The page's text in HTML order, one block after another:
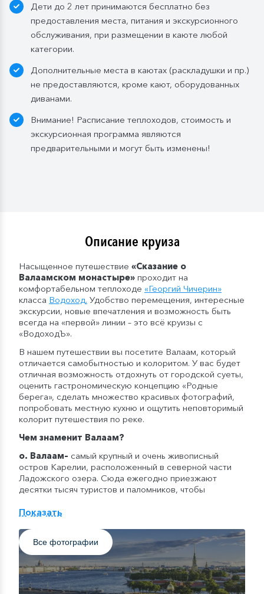
Стандартные каюты:
день посадки:
— в рейсах до 4 дней включительно: 1 бутылка (0,5
л.) при одноместном размещении, 1 бутылка (1,5 л.)
в 2- и 3-местном размещении;
— в рейсах от 5 дней до 10 дней включительно: 1
бутылка (1,5 л.);
— в рейсах от 16 до 20 дней включительно: 3
бутылки (1,5 л.);
Дети до 2 лет принимаются бесплатно без
предоставления места, питания и экскурсионного
обслуживания, при размещении в каюте любой
категории.
Дополнительные места в каютах (раскладушки и пр.)
не предоставляются, кроме кают, оборудованных
диванами.
Внимание! Расписание теплоходов, стоимость и
экскурсионная программа являются
предварительными и могут быть изменены!
Описание круиза
Насыщенное путешествие «Сказание о
Валаамском монастыре» проходит на
комфортабельном теплоходе «Георгий Чичерин»
класса Водоход. Удобство перемещения, интересные
экскурсии, новые впечатления и возможность быть
всегда на «первой» линии – это всё круизы с
«ВодоходЪ».
В нашем путешествии вы посетите Валаам, который
отличается самобытностью и колоритом. У вас будет
отличная возможность отдохнуть от городской суеты,
оценить гастрономическую концепцию «Родные
берега», сделать множество красивых фотографий,
попробовать местную кухню и ощутить неповторимый
колорит путешествия по реке.
Чем знаменит Валаам?
о. Валаам– самый крупный и очень живописный
остров Карелии, расположенный в северной части
Ладожского озера. Сюда ежегодно приезжают
десятки тысяч туристов и паломников, чтобы
городского шума и суеты, увидеть невероятную
«Осень в круизах с ВодоходЪ» — концепция круизных
путешествий, вдохновленная несравненной речной
романтикой бархатного сезона. На теплоходах
компании с наступлением сентября начнут появляться
дополнительные элементы осеннего декора,
Показать
Все фотографии